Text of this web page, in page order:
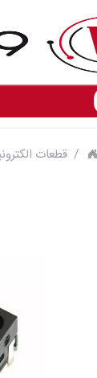
قطعات